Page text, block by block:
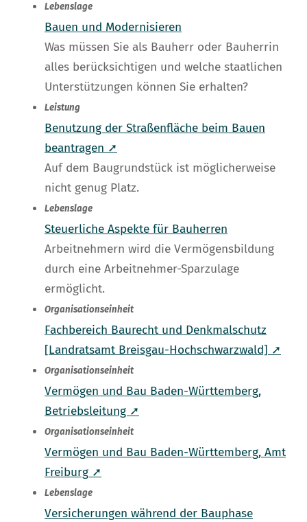
Lebenslage
Bauen und Modernisieren
Was müssen Sie als Bauherr oder Bauherrin
alles berücksichtigen und welche staatlichen
Unterstützungen können Sie erhalten?
Leistung
Benutzung der Straßenfläche beim Bauen
beantragen ➚
Auf dem Baugrundstück ist möglicherweise
nicht genug Platz.
Lebenslage
Steuerliche Aspekte für Bauherren
Arbeitnehmern wird die Vermögensbildung
durch eine Arbeitnehmer-Sparzulage
ermöglicht.
Organisationseinheit
Fachbereich Baurecht und Denkmalschutz
[Landratsamt Breisgau-Hochschwarzwald] ➚
Organisationseinheit
Vermögen und Bau Baden-Württemberg,
Betriebsleitung ➚
Organisationseinheit
Vermögen und Bau Baden-Württemberg, Amt
Freiburg ➚
Lebenslage
Versicherungen während der Bauphase